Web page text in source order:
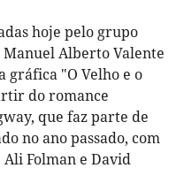
hoje pelo grupo
Alberto Valente
gráfica "O Velho e o
do romance
que faz parte de
no ano passado, com
Folman e David